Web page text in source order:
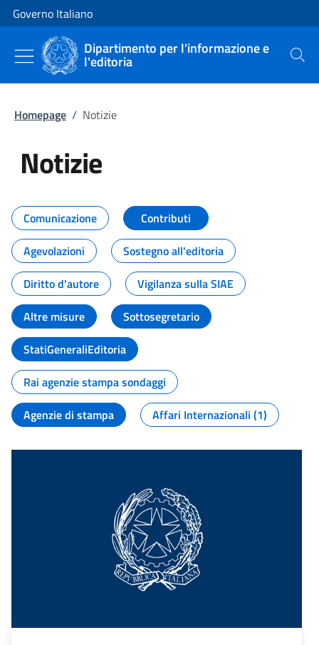
Vai al contenuto
Vai alla navigazione del sito
Governo Italiano
Dipartimento per l'informazione e
l'editoria Cerca
Homepage / Notizie
Notizie
Tutti i contenuti della pagina
Comunicazione
Contributi
Agevolazioni
Sostegno all'editoria
Diritto d'autore
Vigilanza sulla SIAE
Altre misure
Sottosegretario
StatiGeneraliEditoria
Rai agenzie stampa sondaggi
Agenzie di stampa
Affari Internazionali (1)